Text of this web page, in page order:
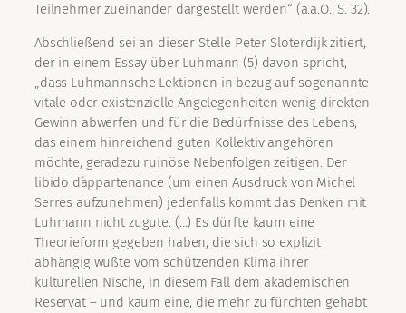
Teilnehmer zueinander dargestellt werden“ (a.a.O., S. 32).
Abschließend sei an dieser Stelle Peter Sloterdijk zitiert,
der in einem Essay über Luhmann (5) davon spricht,
„dass Luhmannsche Lektionen in bezug auf sogenannte
vitale oder existenzielle Angelegenheiten wenig direkten
Gewinn abwerfen und für die Bedürfnisse des Lebens,
das einem hinreichend guten Kollektiv angehören
möchte, geradezu ruinöse Nebenfolgen zeitigen. Der
libido d´appartenance (um einen Ausdruck von Michel
Serres aufzunehmen) jedenfalls kommt das Denken mit
Luhmann nicht zugute. (…) Es dürfte kaum eine
Theorieform gegeben haben, die sich so explizit
abhängig wußte vom schützenden Klima ihrer
kulturellen Nische, in diesem Fall dem akademischen
Reservat – und kaum eine, die mehr zu fürchten gehabt